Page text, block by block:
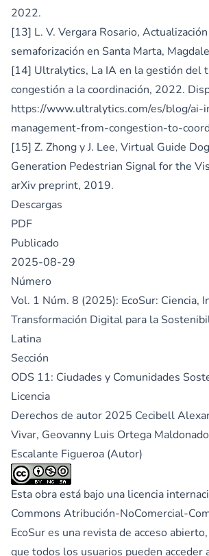
2022.
[13] L. V. Vergara Rosario,
semaforización en Santa Marta,
[14] Ultralytics, La IA en la gestión del
congestión a la coordinación, 2022.
https://www.ultralytics.com/es/blog/ai-
management-from-congestion-to-
[15] Z. Zhong y J. Lee, Virtual Guide
Generation Pedestrian Signal for the
arXiv preprint, 2019.
Descargas
PDF
Publicado
2025-08-29
Número
Vol. 1 Núm. 8 (2025): EcoSur: Ciencia,
Transformación Digital para la
Latina
Sección
ODS 11: Ciudades y Comunidades
Licencia
Derechos de autor 2025 Cecibell
Vivar, Geovanny Luis Ortega
Escalante Figueroa (Autor)
Esta obra está bajo una licencia
Commons Atribución-NoComercial-
EcoSur es una revista de acceso
que todos los usuarios pueden acceder